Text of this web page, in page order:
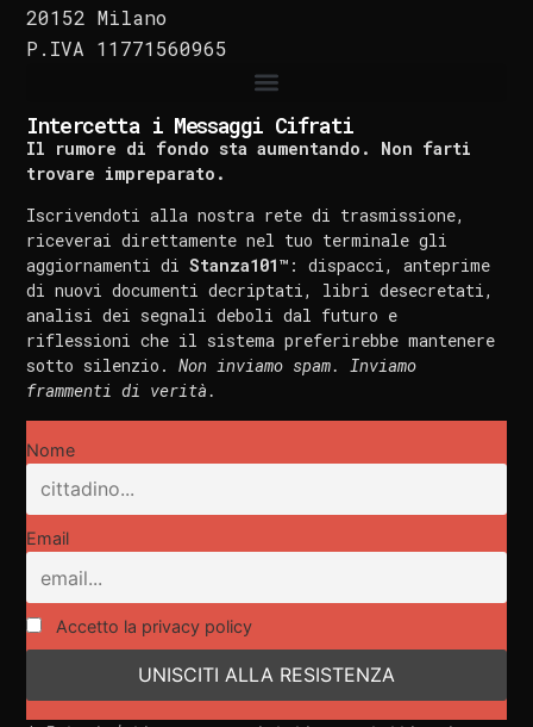
20152 Milano
P.IVA 11771560965
Intercetta i Messaggi Cifrati
Il rumore di fondo sta aumentando. Non farti
trovare impreparato.
Iscrivendoti alla nostra rete di trasmissione,
riceverai direttamente nel tuo terminale gli
aggiornamenti diStanza101™ : dispacci, anteprime
di nuovi documenti decriptati, libri desecretati,
analisi dei segnali deboli dal futuro e
riflessioni che il sistema preferirebbe mantenere
sotto silenzio.Non inviamo spam. Inviamo
frammenti di verità.
Nome
Email
Accetto la privacy policy